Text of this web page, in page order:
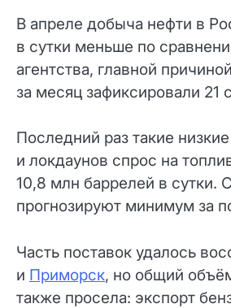
В апреле добыча нефти в
в сутки меньше по
агентства, главной
за месяц зафиксировали
Последний раз такие
и локдаунов спрос на
10,8 млн баррелей в сутки.
прогнозируют минимум за
Часть поставок удалось
и Приморск, но общий
также просела: экспорт